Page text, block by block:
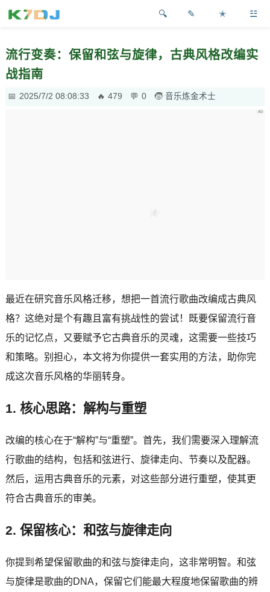
✎ ✭ ☳
流行变奏：保留和弦与旋律，古典风格改编实
战指南
2025/7/2 08:08:33 479 0 音乐炼金术士
最近在研究音乐风格迁移，想把一首流行歌曲改编成古典风
格？这绝对是个有趣且富有挑战性的尝试！既要保留流行音
乐的记忆点，又要赋予它古典音乐的灵魂，这需要一些技巧
和策略。别担心，本文将为你提供一套实用的方法，助你完
成这次音乐风格的华丽转身。
1. 核心思路：解构与重塑
改编的核心在于“解构”与“重塑”。首先，我们需要深入理解流
行歌曲的结构，包括和弦进行、旋律走向、节奏以及配器。
然后，运用古典音乐的元素，对这些部分进行重塑，使其更
符合古典音乐的审美。
2. 保留核心：和弦与旋律走向
你提到希望保留歌曲的和弦与旋律走向，这非常明智。和弦
与旋律是歌曲的DNA，保留它们能最大程度地保留歌曲的辨